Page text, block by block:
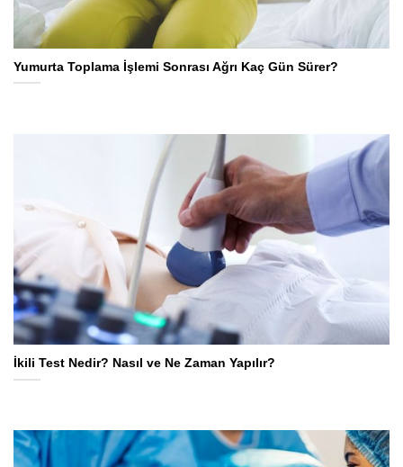
Yumurta Toplama İşlemi Sonrası Ağrı Kaç Gün Sürer?
İkili Test Nedir? Nasıl ve Ne Zaman Yapılır?